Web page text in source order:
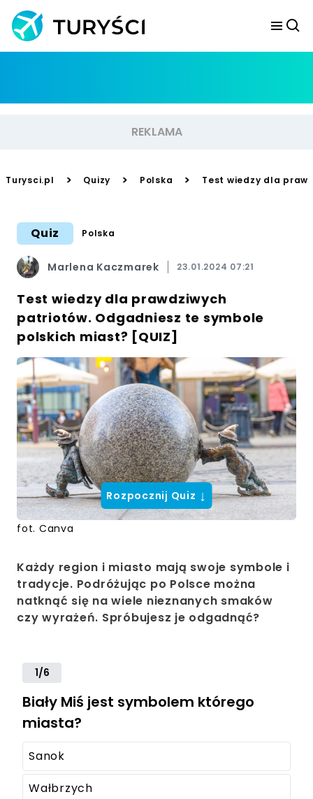
Turysci.pl > Quizy > Polska > Test wiedzy dla
Quiz Polska
Marlena Kaczmarek 23.01.2024 07:21
Test wiedzy dla prawdziwych
patriotów. Odgadniesz te symbole
polskich miast? [QUIZ]
fot. Canva
Rozpocznij Quiz ↓
Każdy region i miasto mają swoje symbole i
tradycje. Podróżując po Polsce można
natknąć się na wiele nieznanych smaków
czy wyrażeń. Spróbujesz je odgadnąć?
1/6
Biały Miś jest symbolem którego
miasta?
Sanok
Wałbrzych